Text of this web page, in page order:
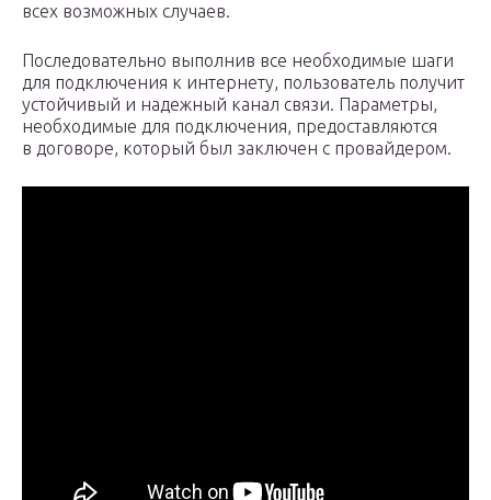
всех возможных случаев.
Последовательно выполнив все необходимые шаги
для подключения к интернету, пользователь получит
устойчивый и надежный канал связи. Параметры,
необходимые для подключения, предоставляются
в договоре, который был заключен с провайдером.